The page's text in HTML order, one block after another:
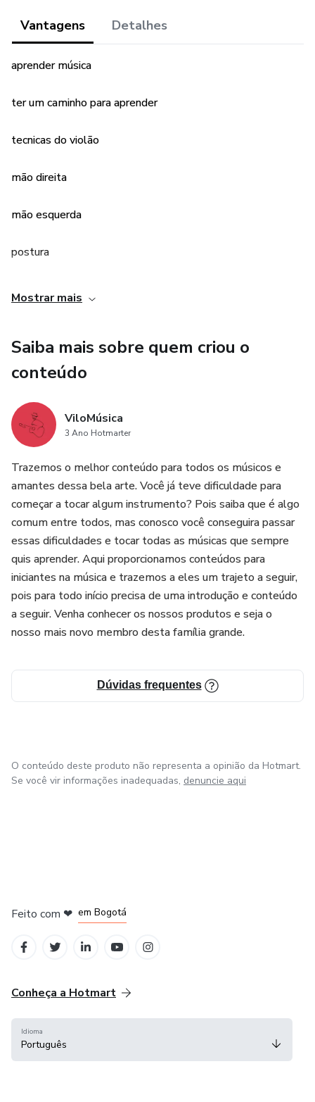
Vantagens Detalhes
aprender música
ter um caminho para aprender
tecnicas do violão
mão direita
mão esquerda
postura
Mostrar mais
Saiba mais sobre quem criou o
conteúdo
ViloMúsica
3 Ano Hotmarter
Trazemos o melhor conteúdo para todos os músicos e
amantes dessa bela arte. Você já teve dificuldade para
começar a tocar algum instrumento? Pois saiba que é algo
comum entre todos, mas conosco você conseguira passar
essas dificuldades e tocar todas as músicas que sempre
quis aprender. Aqui proporcionamos conteúdos para
iniciantes na música e trazemos a eles um trajeto a seguir,
pois para todo início precisa de uma introdução e conteúdo
a seguir. Venha conhecer os nossos produtos e seja o
nosso mais novo membro desta família grande.
Dúvidas frequentes
O conteúdo deste produto não representa a opinião da Hotmart.
Se você vir informações inadequadas, denuncie aqui
Feito com ❤ em Bogotá
Conheça a Hotmart
Idioma
Português